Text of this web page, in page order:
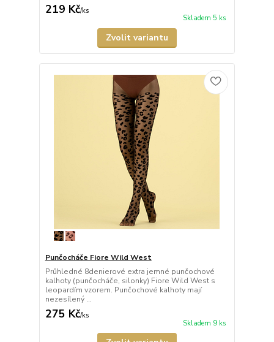
219 Kč/ks
Skladem 5 ks
Zvolit variantu
Punčocháče Fiore Wild West
Průhledné 8denierové extra jemné punčochové
kalhoty (punčocháče, silonky) Fiore Wild West s
leopardím vzorem. Punčochové kalhoty mají
nezesílený ...
275 Kč/ks
Skladem 9 ks